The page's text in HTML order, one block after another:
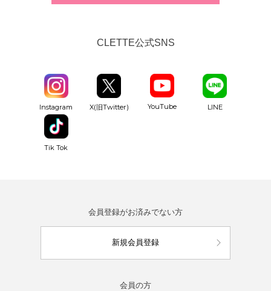
CLETTE公式SNS
Instagram X(旧Twitter) YouTube LINE
Tik Tok
会員登録がお済みでない方
新規会員登録
会員の方